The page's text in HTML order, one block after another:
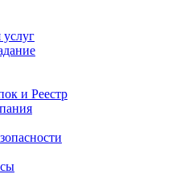
услуг
и Реестр